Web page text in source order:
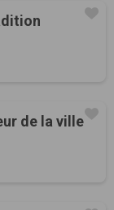
de la ville